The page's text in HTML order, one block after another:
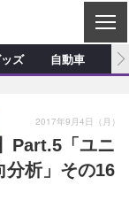
C
L
S
E
ップ訪問記
カー製作記
イズ新製品情報
ッズ新製品情報
ズ 自動車
Part.5「ユニ
分析」その16
2017年9月4日（月）